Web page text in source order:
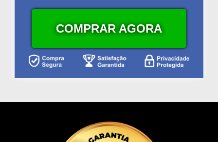
COMPRAR AGORA